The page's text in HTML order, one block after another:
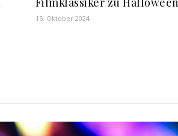
15. Oktober 2024